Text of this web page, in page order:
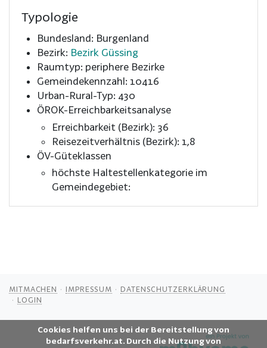
Cookies helfen uns bei der Bereitstellung von
bedarfsverkehr.at. Durch die Nutzung von
Typologie
Bundesland: Burgenland
Bezirk: Bezirk Güssing
Raumtyp: periphere Bezirke
Gemeindekennzahl: 10416
Urban-Rural-Typ: 430
ÖROK-Erreichbarkeitsanalyse
Erreichbarkeit (Bezirk): 36
Reisezeitverhältnis (Bezirk): 1,8
ÖV-Güteklassen
höchste Haltestellenkategorie im
Gemeindegebiet:
MITMACHEN IMPRESSUM
DATENSCHUTZERKLÄRUNG
LOGIN